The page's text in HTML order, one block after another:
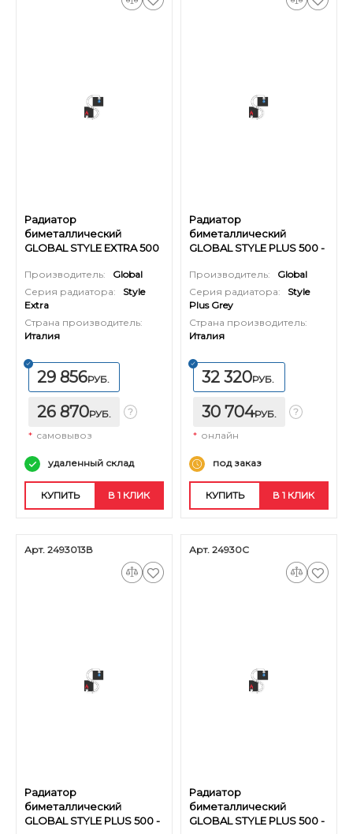
Радиатор
биметаллический
GLOBAL STYLE EXTRA 500
Производитель:
Global
Серия радиатора:
Style
Extra
Страна производитель:
Италия
29 856РУБ.
26 870РУБ.
* самовывоз
удаленный склад
КУПИТЬ В 1 КЛИК
Радиатор
биметаллический
GLOBAL STYLE PLUS 500 -
Производитель:
Global
Серия радиатора:
Style
Plus Grey
Страна производитель:
Италия
32 320РУБ.
30 704РУБ.
* онлайн
под заказ
КУПИТЬ В 1 КЛИК
Арт. 2493013В
Радиатор
биметаллический
GLOBAL STYLE PLUS 500 -
Арт. 24930С
Радиатор
биметаллический
GLOBAL STYLE PLUS 500 -